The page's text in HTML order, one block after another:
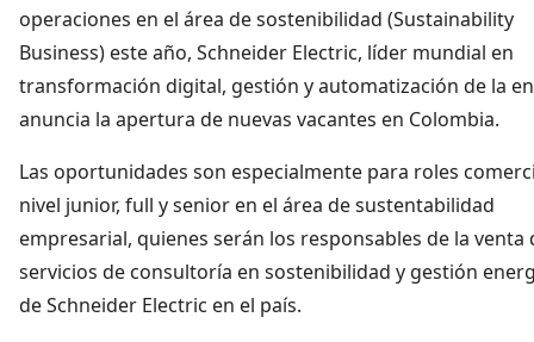
operaciones en el área de sostenibilidad (Sustainability
Business) este año, Schneider Electric, líder mundial en
transformación digital, gestión y automatización de la
anuncia la apertura de nuevas vacantes en Colombia.
Las oportunidades son especialmente para roles
nivel junior, full y senior en el área de sustentabilidad
empresarial, quienes serán los responsables de la venta
servicios de consultoría en sostenibilidad y gestión
de Schneider Electric en el país.